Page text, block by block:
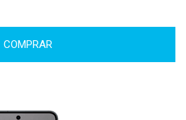
COMPRAR